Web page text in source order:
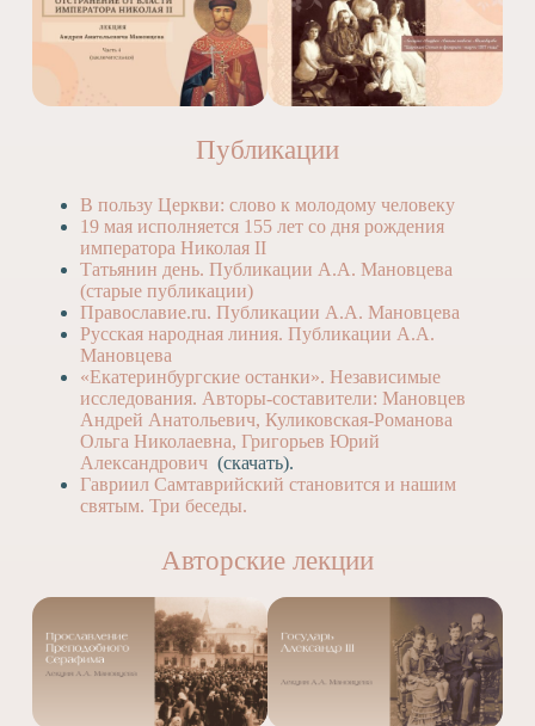
Публикации
В пользу Церкви: слово к молодому человеку
19 мая исполняется 155 лет со дня рождения
императора Николая II
Татьянин день. Публикации А.А. Мановцева
(старые публикации)
Православие.ru. Публикации А.А. Мановцева
Русская народная линия. Публикации А.А.
Мановцева
«Екатеринбургские останки». Независимые
исследования. Авторы-составители: Мановцев
Андрей Анатольевич, Куликовская-Романова
Ольга Николаевна, Григорьев Юрий
Александрович(скачать).
Гавриил Самтаврийский становится и нашим
святым. Три беседы.
Авторские лекции